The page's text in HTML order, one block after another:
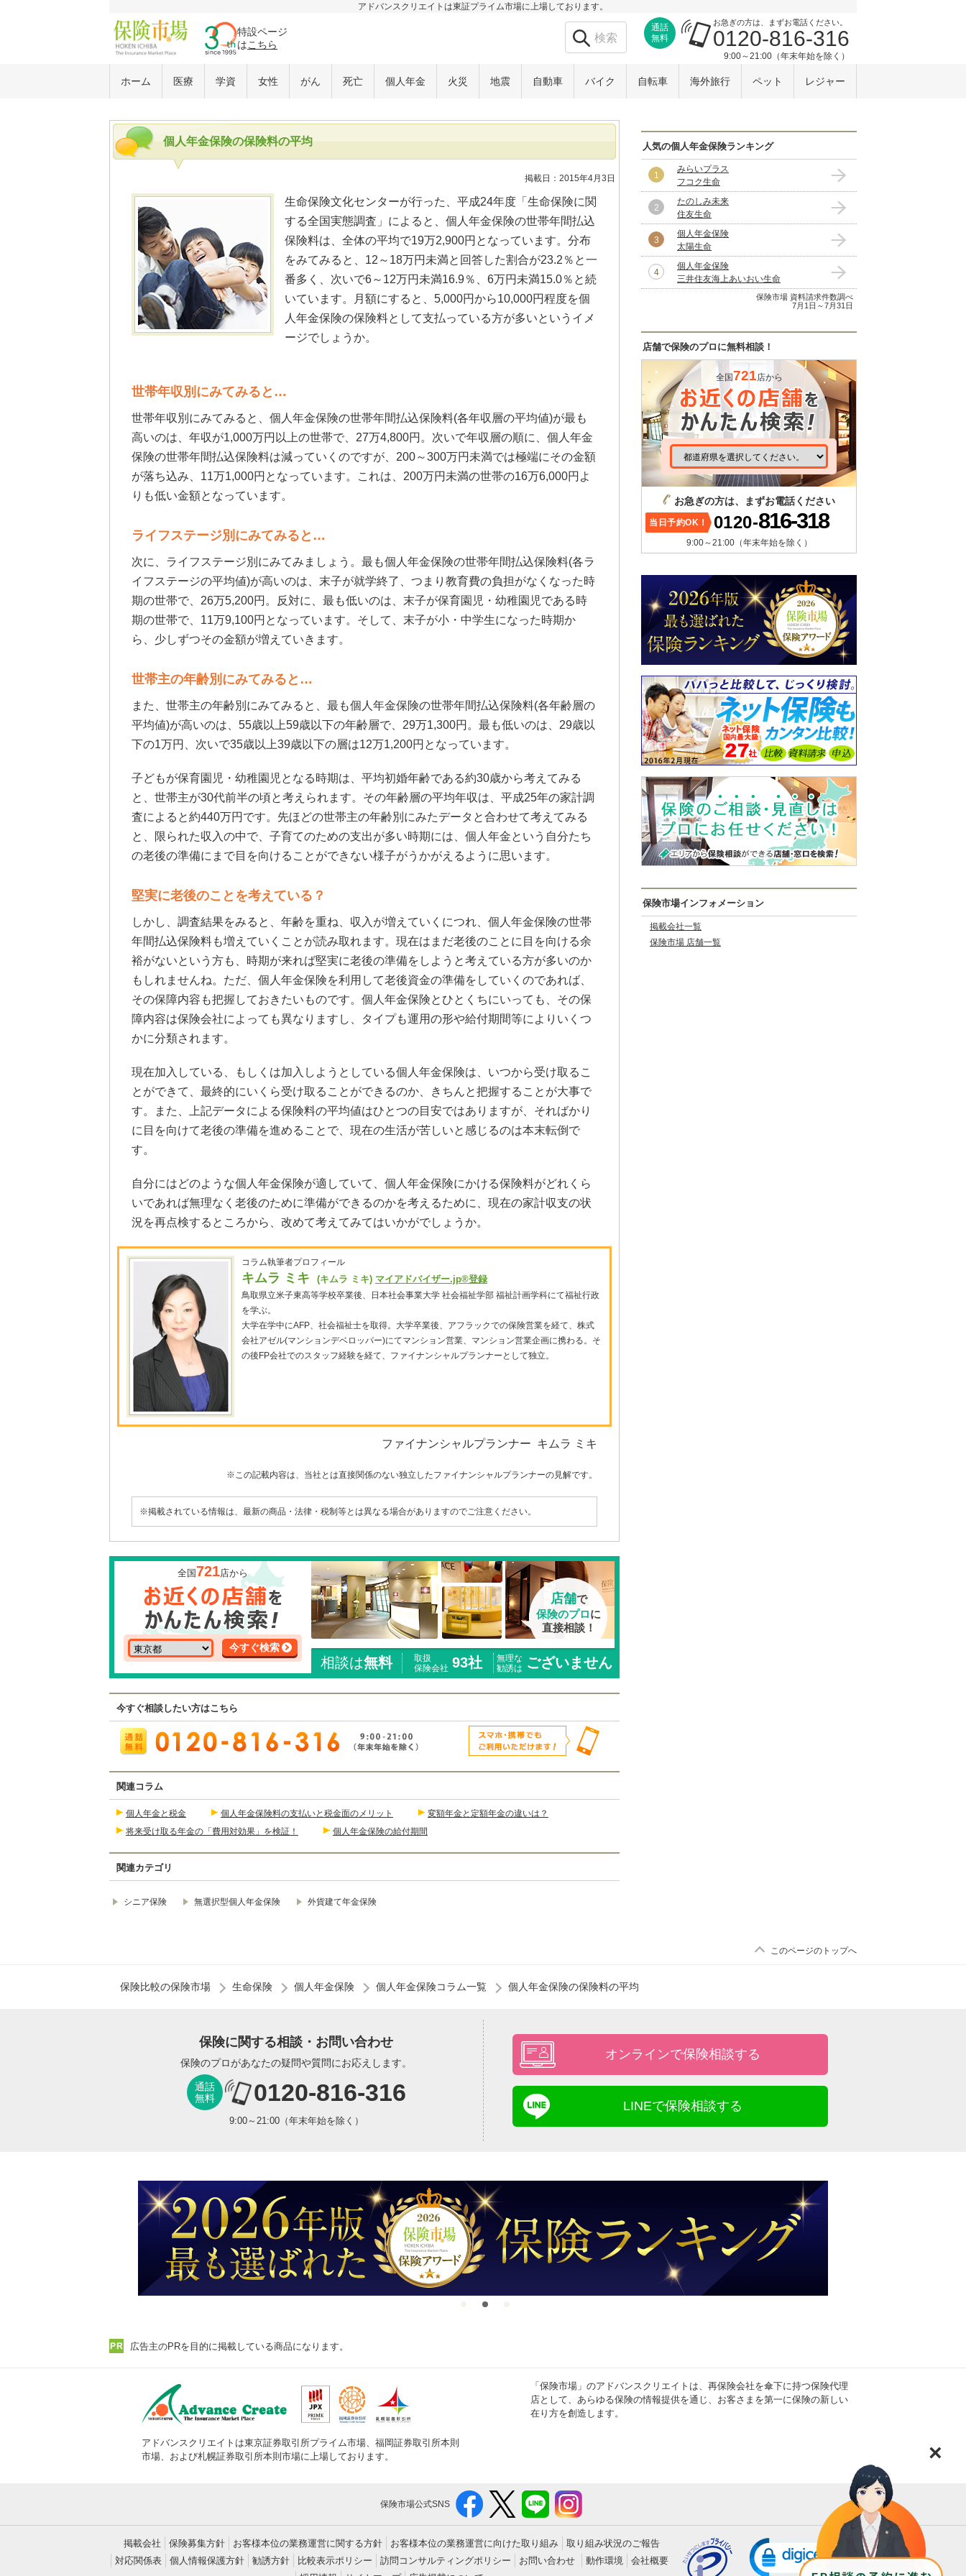
アドバンスクリエイトは東証プライム市場に上場しております。
特設ページ
はこちら
通話
無料
お急ぎの方は、まずお電話ください。
0120-816-316
9:00～21:00（年末年始を除く）
ホーム 医療 学資 女性 がん 死亡 個人年金 火災 地震 自動車 バイク 自転車 海外旅行 ペット レジャー
個人年金保険の保険料の平均
掲載日：2015年4月3日
生命保険文化センターが行った、平成24年度「生命保険に関
する全国実態調査」によると、個人年金保険の世帯年間払込
保険料は、全体の平均で19万2,900円となっています。分布
をみてみると、12～18万円未満と回答した割合が23.2％と一
番多く、次いで6～12万円未満16.9％、6万円未満15.0％と続
いています。月額にすると、5,000円から10,000円程度を個
人年金保険の保険料として支払っている方が多いというイメ
ージでしょうか。
世帯年収別にみてみると…
世帯年収別にみてみると、個人年金保険の世帯年間払込保険料(各年収層の平均値)が最も
高いのは、年収が1,000万円以上の世帯で、27万4,800円。次いで年収層の順に、個人年金
保険の世帯年間払込保険料は減っていくのですが、200～300万円未満では極端にその金額
が落ち込み、11万1,000円となっています。これは、200万円未満の世帯の16万6,000円よ
りも低い金額となっています。
ライフステージ別にみてみると…
次に、ライフステージ別にみてみましょう。最も個人年金保険の世帯年間払込保険料(各ラ
イフステージの平均値)が高いのは、末子が就学終了、つまり教育費の負担がなくなった時
期の世帯で、26万5,200円。反対に、最も低いのは、末子が保育園児・幼稚園児である時
期の世帯で、11万9,100円となっています。そして、末子が小・中学生になった時期か
ら、少しずつその金額が増えていきます。
世帯主の年齢別にみてみると…
また、世帯主の年齢別にみてみると、最も個人年金保険の世帯年間払込保険料(各年齢層の
平均値)が高いのは、55歳以上59歳以下の年齢層で、29万1,300円。最も低いのは、29歳以
下の1万円、次いで35歳以上39歳以下の層は12万1,200円となっています。
子どもが保育園児・幼稚園児となる時期は、平均初婚年齢である約30歳から考えてみる
と、世帯主が30代前半の頃と考えられます。その年齢層の平均年収は、平成25年の家計調
査によると約440万円です。先ほどの世帯主の年齢別にみたデータと合わせて考えてみる
と、限られた収入の中で、子育てのための支出が多い時期には、個人年金という自分たち
の老後の準備にまで目を向けることができない様子がうかがえるように思います。
堅実に老後のことを考えている？
しかし、調査結果をみると、年齢を重ね、収入が増えていくにつれ、個人年金保険の世帯
年間払込保険料も増えていくことが読み取れます。現在はまだ老後のことに目を向ける余
裕がないという方も、時期が来れば堅実に老後の準備をしようと考えている方が多いのか
もしれませんね。ただ、個人年金保険を利用して老後資金の準備をしていくのであれば、
その保障内容も把握しておきたいものです。個人年金保険とひとくちにいっても、その保
障内容は保険会社によっても異なりますし、タイプも運用の形や給付期間等によりいくつ
かに分類されます。
現在加入している、もしくは加入しようとしている個人年金保険は、いつから受け取るこ
とができて、最終的にいくら受け取ることができるのか、きちんと把握することが大事で
す。また、上記データによる保険料の平均値はひとつの目安ではありますが、そればかり
に目を向けて老後の準備を進めることで、現在の生活が苦しいと感じるのは本末転倒で
す。
自分にはどのような個人年金保険が適していて、個人年金保険にかける保険料がどれくら
いであれば無理なく老後のために準備ができるのかを考えるために、現在の家計収支の状
況を再点検するところから、改めて考えてみてはいかがでしょうか。
コラム執筆者プロフィール
キムラ ミキ (キムラ ミキ) マイアドバイザー.jp®登録
鳥取県立米子東高等学校卒業後、日本社会事業大学 社会福祉学部 福祉計画学科にて福祉行政
を学ぶ。
大学在学中にAFP、社会福祉士を取得。大学卒業後、アフラックでの保険営業を経て、株式
会社アゼル(マンションデベロッパー)にてマンション営業、マンション営業企画に携わる。そ
の後FP会社でのスタッフ経験を経て、ファイナンシャルプランナーとして独立。
ファイナンシャルプランナー キムラ ミキ
※この記載内容は、当社とは直接関係のない独立したファイナンシャルプランナーの見解です。
※掲載されている情報は、最新の商品・法律・税制等とは異なる場合がありますのでご注意ください。
全国721店から
今すぐ検索
店舗で
保険のプロに
直接相談！
相談は無料
取扱
保険会社 93社
無理な
勧誘は ございません
今すぐ相談したい方はこちら
関連コラム
個人年金と税金 個人年金保険料の支払いと税金面のメリット
変額年金と定額年金の違いは？
将来受け取る年金の「費用対効果」を検証！
個人年金保険の給付期間
関連カテゴリ
シニア保険 無選択型個人年金保険 外貨建て年金保険
人気の個人年金保険ランキング
みらいプラス
フコク生命
たのしみ未来
住友生命
個人年金保険
太陽生命
個人年金保険
三井住友海上あいおい生命
保険市場 資料請求件数調べ
7月1日～7月31日
店舗で保険のプロに無料相談！
全国721店から
お急ぎの方は、まずお電話ください
当日予約OK！ 0120-816-318
9:00～21:00（年末年始を除く）
保険市場インフォメーション
掲載会社一覧
保険市場 店舗一覧
×
このページのトップへ
保険比較の保険市場 生命保険 個人年金保険 個人年金保険コラム一覧 個人年金保険の保険料の平均
保険に関する相談・お問い合わせ
保険のプロがあなたの疑問や質問にお応えします。
通話
無料
0120-816-316
9:00～21:00（年末年始を除く）
オンラインで保険相談する
LINEで保険相談する
広告主のPRを目的に掲載している商品になります。
アドバンスクリエイトは東京証券取引所プライム市場、福岡証券取引所本則
市場、および札幌証券取引所本則市場に上場しております。
「保険市場」のアドバンスクリエイトは、再保険会社を傘下に持つ保険代理
店として、あらゆる保険の情報提供を通じ、お客さまを第一に保険の新しい
在り方を創造します。
保険市場公式SNS
掲載会社 保険募集方針 お客様本位の業務運営に関する方針 お客様本位の業務運営に向けた取り組み
取り組み状況のご報告
対応関係表
個人情報保護方針 勧誘方針 比較表示ポリシー 訪問コンサルティングポリシー お問い合わせ 動作環境
会社概要